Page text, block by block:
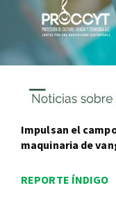
Impulsan el
maquinaria de
REPORTE ÍNDIGO